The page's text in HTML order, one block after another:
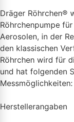
Dräger Röhrchen®
Röhrchenpumpe
Aerosolen, in der
den klassischen
Röhrchen wird für
und hat folgenden
Messmöglichkeiten:
Herstellerangaben